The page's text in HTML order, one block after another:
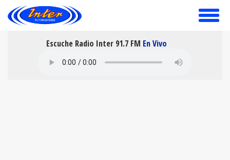
toggle
Escuche Radio Inter 91.7 FM En Vivo